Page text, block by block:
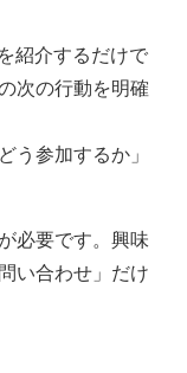
紹介するだけで
次の行動を明確
う参加するか」
必要です。興味
い合わせ」だけ